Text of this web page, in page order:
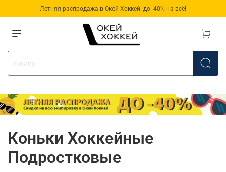
Летняя распродажа в Окей Хоккей: до -40% на всё!
Коньки Хоккейные
Подростковые